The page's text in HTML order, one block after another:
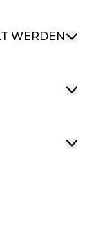
WERDEN